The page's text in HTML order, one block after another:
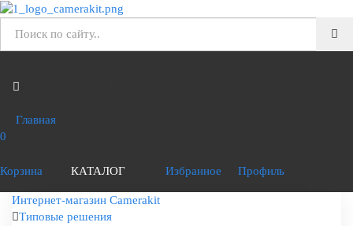
Главная
0
Корзина КАТАЛОГ Избранное Профиль
Интернет-магазин Camerakit
Типовые решения